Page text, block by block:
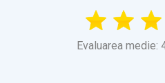
Evaluarea medie: